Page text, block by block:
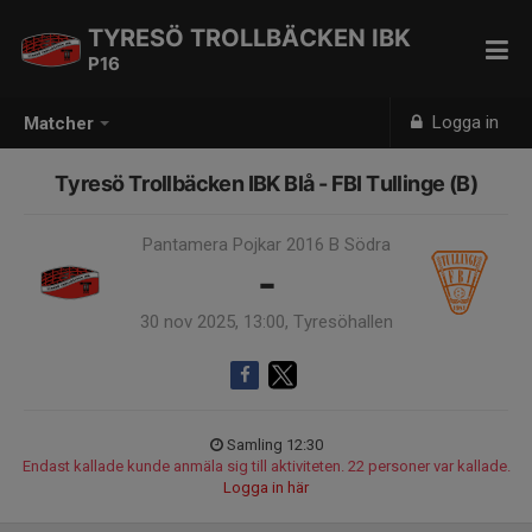
Matcher Logga in
TYRESÖ TROLLBÄCKEN IBK
P16
Tyresö Trollbäcken IBK Blå - FBI Tullinge (B)
Pantamera Pojkar 2016 B Södra
-
30 nov 2025, 13:00, Tyresöhallen
Samling 12:30
Endast kallade kunde anmäla sig till aktiviteten. 22 personer var kallade.
Logga in här